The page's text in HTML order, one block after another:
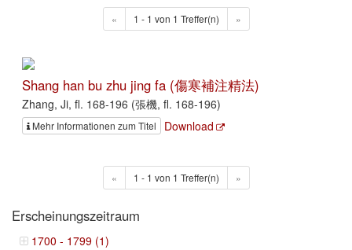
« 1 - 1 von 1 Treffer(n) »
Shang han bu zhu jing fa (傷寒補注精法)
Zhang, Ji, fl. 168-196 (張機, fl. 168-196)
Mehr Informationen zum Titel Download
« 1 - 1 von 1 Treffer(n) »
Erscheinungszeitraum
1700 - 1799 (1)